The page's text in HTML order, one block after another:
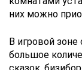
них можно
В игровой
большое